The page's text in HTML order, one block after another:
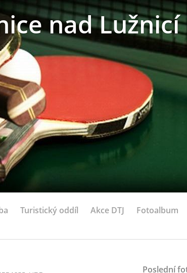
nad Lužnicí
Turistický oddíl Akce DTJ Fotoalbum
Poslední